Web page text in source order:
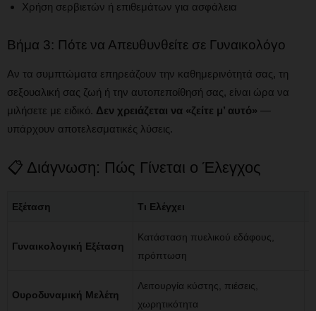
Χρήση σερβιετών ή επιθεμάτων για ασφάλεια
Βήμα 3: Πότε να Απευθυνθείτε σε Γυναικολόγο
Αν τα συμπτώματα επηρεάζουν την καθημερινότητά σας, τη
σεξουαλική σας ζωή ή την αυτοπεποίθησή σας, είναι ώρα να
μιλήσετε με ειδικό. Δεν χρειάζεται να «ζείτε μ’ αυτό» —
υπάρχουν αποτελεσματικές λύσεις.
📋 Διάγνωση: Πώς Γίνεται ο Έλεγχος
Εξέταση Τι Ελέγχει
Γυναικολογική Εξέταση
Κατάσταση πυελικού εδάφους,
πρόπτωση
Ουροδυναμική Μελέτη
Λειτουργία κύστης, πιέσεις,
χωρητικότητα